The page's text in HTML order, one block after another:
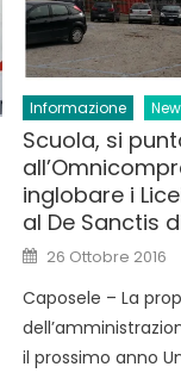
Informazione
Scuola, si
inglobare i
al De Sanctis
Posted
on
26 Ottobre 2016
Caposele – La
il prossimo anno